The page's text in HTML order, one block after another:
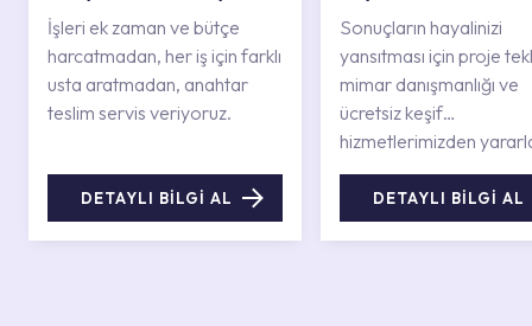
İşleri ek zaman ve bütçe
harcatmadan, her iş için farklı
usta aratmadan, anahtar
teslim servis veriyoruz.
DETAYLI BİLGİ AL
Sonuçların hayalinizi
yansıtması için proje
mimar danışmanlığı ve
ücretsiz keşif
hizmetlerimizden
DETAYLI BİLGİ AL